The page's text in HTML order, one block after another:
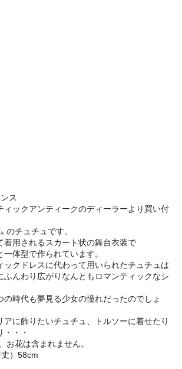
ス
ィックアンティークのディーラーより買い付
のチュチュです。
着用されるスカート状の舞台衣装で
体型で作られています。
ックドレスに代わって用いられたチュチュは
ふんわり広がりなんともロマンティックなシ
の時代も夢見る少女の憧れだったのでしょ
アに飾りたいチュチュ、トルソーに着せたり
・・・
花は含まれません。
丈）58cm